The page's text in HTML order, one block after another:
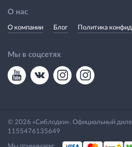
О нас
О компании Блог Политика
Мы в соцсетях
© 2026 «Сиблодки». Официальный
1155476135649